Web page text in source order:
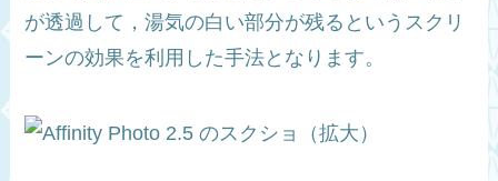
が透過して，湯気の白い部分が残るというスクリ
ーンの効果を利用した手法となります。